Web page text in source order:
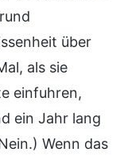
über
als sie
einfuhren,
ein Jahr lang
Wenn das